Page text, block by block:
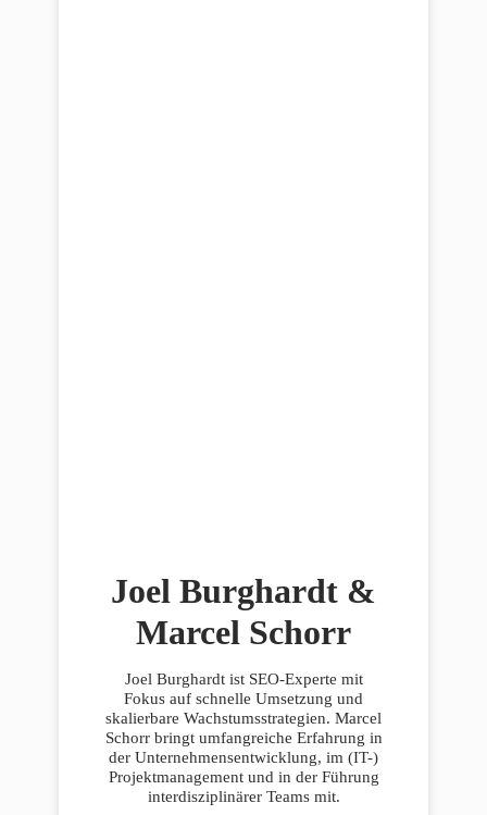
Joel Burghardt &
Marcel Schorr
Joel Burghardt ist SEO-Experte mit
Fokus auf schnelle Umsetzung und
skalierbare Wachstumsstrategien. Marcel
Schorr bringt umfangreiche Erfahrung in
der Unternehmensentwicklung, im (IT-)
Projektmanagement und in der Führung
interdisziplinärer Teams mit.